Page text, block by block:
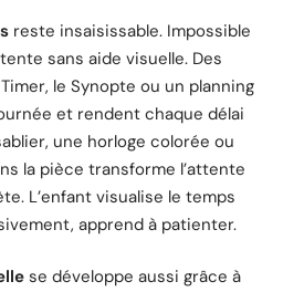
reste insaisissable. Impossible
sans aide visuelle. Des
le Synopte ou un planning
et rendent chaque délai
une horloge colorée ou
la pièce transforme l’attente
L’enfant visualise le temps
apprend à patienter.
se développe aussi grâce à